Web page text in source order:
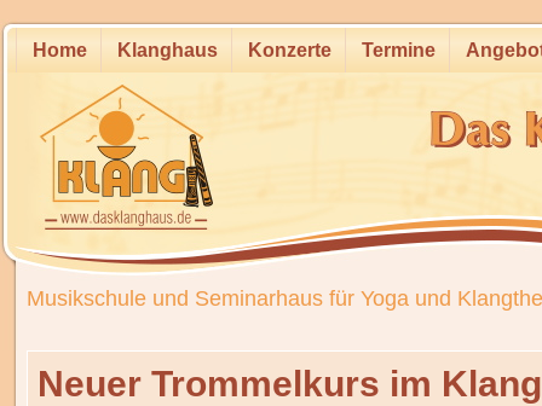
Home Klanghaus Konzerte Termine
Musikschule und Seminarhaus für Yoga und
Neuer Trommelkurs im